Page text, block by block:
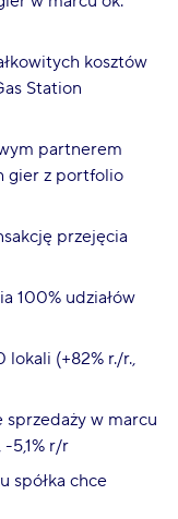
kosztów
Station
partnerem
gier z portfolio
przejęcia
100% udziałów
lokali (+82% r./r.,
sprzedaży w marcu
5,1% r/r
spółka chce